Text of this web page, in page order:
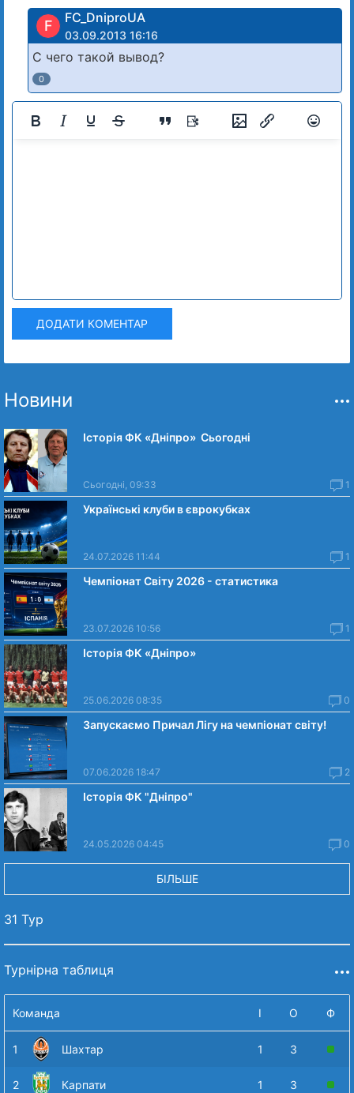
F FC_DniproUA
03.09.2013 16:16
С чего такой вывод?
0
ДОДАТИ КОМЕНТАР
Новини
Історія ФК «Дніпро» Сьогодні
Сьогодні, 09:33 1
Українські клуби в єврокубках
24.07.2026 11:44 1
Чемпіонат Світу 2026 - статистика
23.07.2026 10:56 1
Історія ФК «Дніпро»
25.06.2026 08:35 0
Запускаємо Причал Лігу на чемпіонат світу!
07.06.2026 18:47 2
Історія ФК "Дніпро"
24.05.2026 04:45 0
БІЛЬШЕ
31 Тур
Турнірна таблиця
Команда І О Ф
1 Шахтар 1 3
2 Карпати 1 3